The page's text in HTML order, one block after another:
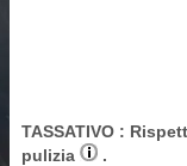
TASSATIVO :
pulizia
.